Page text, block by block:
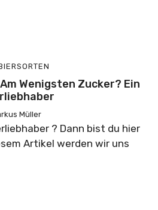
Wenigsten Zucker? Ein
Müller
? Dann bist du hier
Artikel werden wir uns